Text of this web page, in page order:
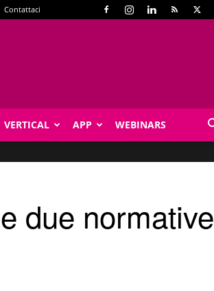
Contattaci
VERTICAL APP WEBINARS
due normative